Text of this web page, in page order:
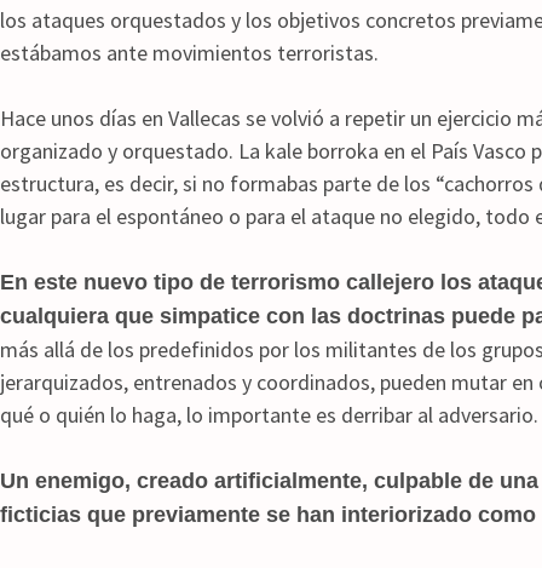
los ataques orquestados y los objetivos concretos
estábamos ante movimientos terroristas.
Hace unos días en Vallecas se volvió a repetir un ejercicio
organizado y orquestado. La kale borroka en el País Vasco
estructura, es decir, si no formabas parte de los “cachorros
lugar para el espontáneo o para el ataque no elegido,
En este nuevo tipo de terrorismo callejero los
cualquiera que simpatice con las doctrinas puede
más allá de los predefinidos por los militantes de los
jerarquizados, entrenados y coordinados, pueden mutar
qué o quién lo haga, lo importante es derribar al adversario.
Un enemigo, creado artificialmente, culpable de
ficticias que previamente se han interiorizado como